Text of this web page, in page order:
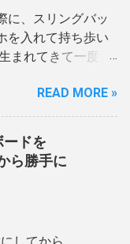
きていない感じ
はルー
物ですけど、中
きています。 コン
が２口ある場合
いったデメリッ
です。 メッシュ
しないとダメな
端子を物理的に
イヤレス充電に切
で、わが家の
したわけです。 ワ
までの「懸念点」
自分は許容範
レス充電の特性
テリーの寿命に
、朝また付け
ったのかわからな
た状態になってし
早く郵便受けから
時間が経ってしま
なってしまうこと
便受けに来るもの
いものばかりと
たらすぐ返信し
に、スリングバッ
を入れて持ち歩い
まれてきて一度た
どうかわからない
てスマートトラッ
ーと思い立ったの
マートトラッカー
、どのようにスマ
？と考えたと
READ MORE »
ドを
ら勝手に
してから、